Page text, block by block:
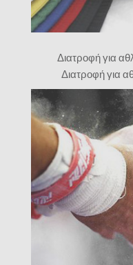
Διατροφή για
Διατροφή για